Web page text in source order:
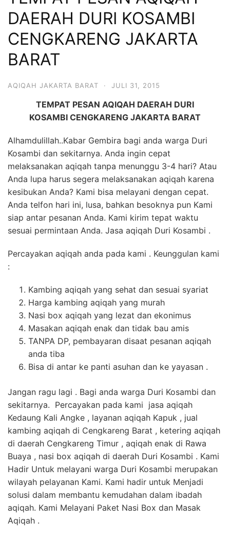
6713
DAERAH DURI KOSAMBI
CENGKARENG JAKARTA
BARAT
AQIQAH JAKARTA BARAT · JULI 31, 2015
TEMPAT PESAN AQIQAH DAERAH DURI
KOSAMBI CENGKARENG JAKARTA BARAT
Alhamdulillah..Kabar Gembira bagi anda warga Duri
Kosambi dan sekitarnya. Anda ingin cepat
melaksanakan aqiqah tanpa menunggu 3-4 hari? Atau
Anda lupa harus segera melaksanakan aqiqah karena
kesibukan Anda? Kami bisa melayani dengan cepat.
Anda telfon hari ini, lusa, bahkan besoknya pun Kami
siap antar pesanan Anda. Kami kirim tepat waktu
sesuai permintaan Anda. Jasa aqiqah Duri Kosambi .
Percayakan aqiqah anda pada kami . Keunggulan kami
:
Kambing aqiqah yang sehat dan sesuai syariat
Harga kambing aqiqah yang murah
Nasi box aqiqah yang lezat dan ekonimus
Masakan aqiqah enak dan tidak bau amis
TANPA DP, pembayaran disaat pesanan aqiqah
anda tiba
Bisa di antar ke panti asuhan dan ke yayasan .
Jangan ragu lagi . Bagi anda warga Duri Kosambi dan
sekitarnya. Percayakan pada kami jasa aqiqah
Kedaung Kali Angke , layanan aqiqah Kapuk , jual
kambing aqiqah di Cengkareng Barat , ketering aqiqah
di daerah Cengkareng Timur , aqiqah enak di Rawa
Buaya , nasi box aqiqah di daerah Duri Kosambi . Kami
Hadir Untuk melayani warga Duri Kosambi merupakan
wilayah pelayanan Kami. Kami hadir untuk Menjadi
solusi dalam membantu kemudahan dalam ibadah
aqiqah. Kami Melayani Paket Nasi Box dan Masak
Aqiqah .